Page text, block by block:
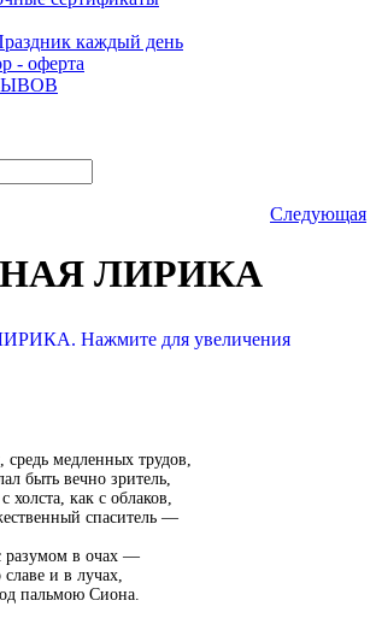
каждый день
- оферта
Следующая
ЛИРИКА
медленных трудов,
быть вечно зритель,
как с облаков,
спаситель —
разумом в очах —
и в лучах,
пальмою Сиона.